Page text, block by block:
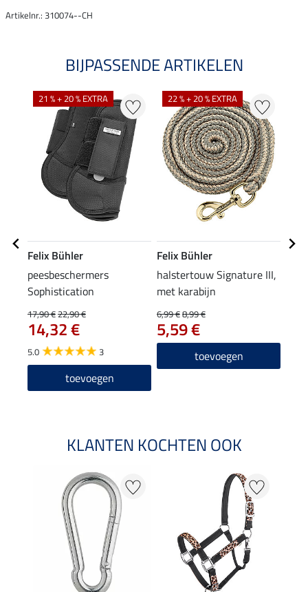
Artikelnr.: 310074--CH
BIJPASSENDE ARTIKELEN
21 % + 20 % EXTRA
Felix Bühler
peesbeschermers
Sophistication
17,90 €22,90 €
14,32 €
5.0 3
toevoegen
22 % + 20 % EXTRA
Felix Bühler
halstertouw Signature III,
met karabijn
6,99 €8,99 €
5,59 €
toevoegen
KLANTEN KOCHTEN OOK